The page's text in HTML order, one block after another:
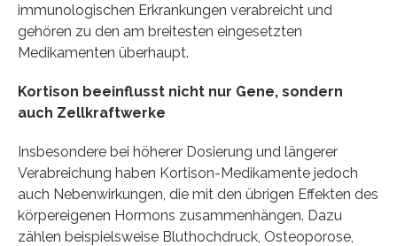
immunologischen Erkrankungen verabreicht und
gehören zu den am breitesten eingesetzten
Medikamenten überhaupt.
Kortison beeinflusst nicht nur Gene, sondern
auch Zellkraftwerke
Insbesondere bei höherer Dosierung und längerer
Verabreichung haben Kortison-Medikamente jedoch
auch Nebenwirkungen, die mit den übrigen Effekten des
körpereigenen Hormons zusammenhängen. Dazu
zählen beispielsweise Bluthochdruck, Osteoporose,